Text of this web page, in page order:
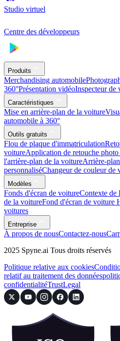
Studio virtuel
Centre des développeurs
Produits
Merchandising automobile
360°Présentation vidéoInspecteur de
Caractéristiques
Mise en arrière-plan de la voiture
automobile à 360°
Outils gratuits
Flou de plaque d'immatriculation
voitureApplication de retouche
l'arrière-plan de la voitureArrière-
personnaliséChangeur de couleur de
Modèles
Fonds d'écran de voitureContexte de
de la voitureFond d'écran de voiture
voitures
Entreprise
À propos de nousContactez-nous
2025 Spyne.ai Tous droits réservés
Politique relative aux cookies
relatif au traitement des données
confidentialitéTrustLegal